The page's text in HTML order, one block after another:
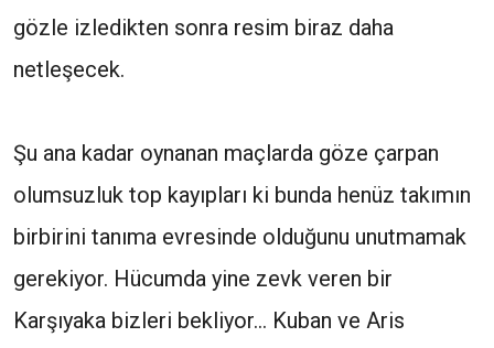
gözle izledikten sonra resim biraz daha
netleşecek.
Şu ana kadar oynanan maçlarda göze çarpan
olumsuzluk top kayıpları ki bunda henüz takımın
birbirini tanıma evresinde olduğunu unutmamak
gerekiyor. Hücumda yine zevk veren bir
Karşıyaka bizleri bekliyor... Kuban ve Aris